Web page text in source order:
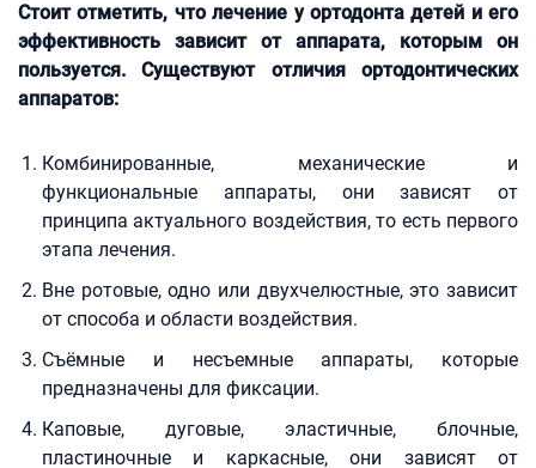
Стоит отметить, что лечение у ортодонта детей и его
эффективность зависит от аппарата, которым он
пользуется. Существуют отличия ортодонтических
аппаратов:
Комбинированные, механические и
функциональные аппараты, они зависят от
принципа актуального воздействия, то есть первого
этапа лечения.
Вне ротовые, одно или двухчелюстные, это зависит
от способа и области воздействия.
Съёмные и несъемные аппараты, которые
предназначены для фиксации.
Каповые, дуговые, эластичные, блочные,
пластиночные и каркасные, они зависят от